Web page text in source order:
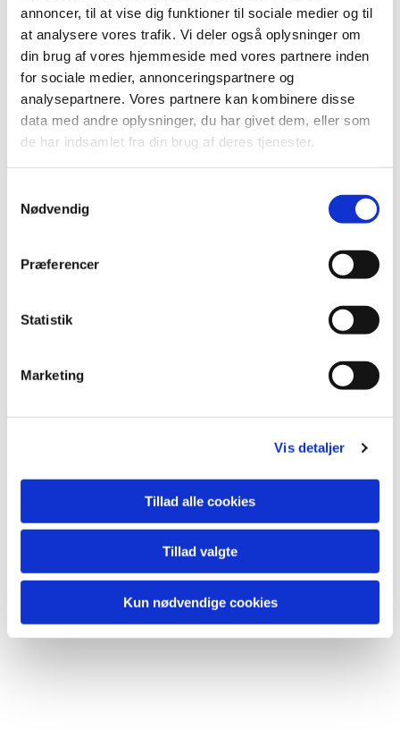
annoncer, til at vise dig funktioner til sociale medier og til
at analysere vores trafik. Vi deler også oplysninger om
din brug af vores hjemmeside med vores partnere inden
for sociale medier, annonceringspartnere og
analysepartnere. Vores partnere kan kombinere disse
data med andre oplysninger, du har givet dem, eller som
de har indsamlet fra din brug af deres tjenester.
Nødvendig
Præferencer
Statistik
Marketing
Vis detaljer
Tillad alle cookies
Tillad valgte
Kun nødvendige cookies